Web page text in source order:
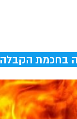
בחכמת הקבלה